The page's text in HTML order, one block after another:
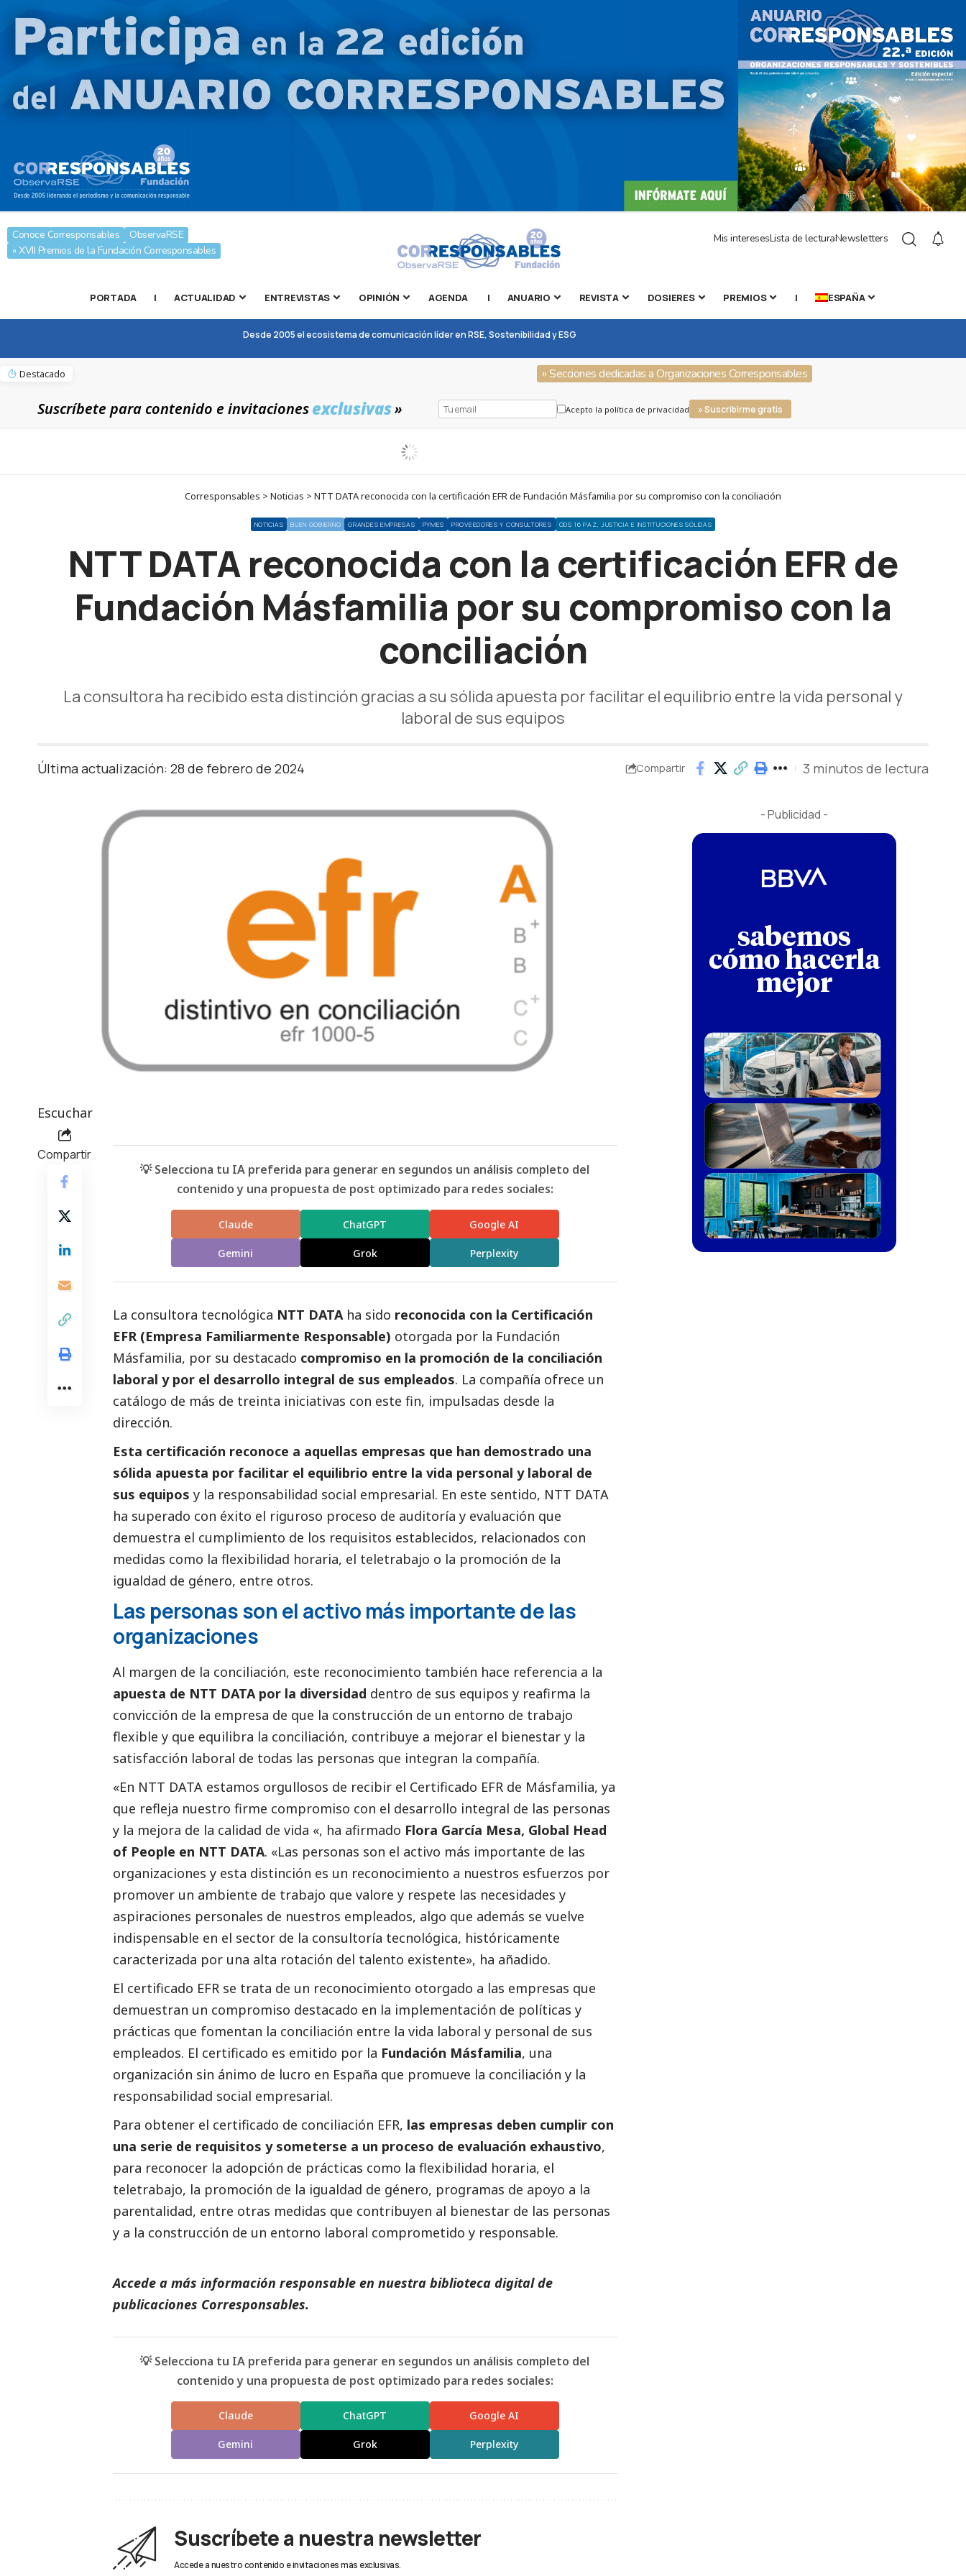
Conoce Corresponsables
ObservaRSE
» XVII Premios de la Fundación Corresponsables
Mis interesesLista de lecturaNewsletters
PORTADA | ACTUALIDAD ENTREVISTAS OPINIÓN AGENDA | ANUARIO REVISTA DOSIERES PREMIOS | ESPAÑA
Desde 2005 el ecosistema de comunicación líder en RSE, Sostenibilidad y ESG
Destacado » Secciones dedicadas a Organizaciones Corresponsables
Suscríbete para contenido e invitacionesexclusivas» Acepto la política de privacidad » Suscribirme gratis
Corresponsables > Noticias > NTT DATA reconocida con la certificación EFR de Fundación Másfamilia por su compromiso con la conciliación
NOTICIAS BUEN GOBIERNO GRANDES EMPRESAS PYMES PROVEEDORES Y CONSULTORES ODS 16 PAZ, JUSTICIA E INSTITUCIONES SÓLIDAS
NTT DATA reconocida con la certificación EFR de
Fundación Másfamilia por su compromiso con la
conciliación
La consultora ha recibido esta distinción gracias a su sólida apuesta por facilitar el equilibrio entre la vida personal y
laboral de sus equipos
Última actualización: 28 de febrero de 2024 Compartir 3 minutos de lectura
Escuchar
Compartir
💡 Selecciona tu IA preferida para generar en segundos un análisis completo del
contenido y una propuesta de post optimizado para redes sociales:
Claude ChatGPT Google AI
Gemini Grok Perplexity
La consultora tecnológica NTT DATAha sido reconocida con la Certificación
EFR (Empresa Familiarmente Responsable) otorgada por la Fundación
Másfamilia, por su destacado compromiso en la promoción de la conciliación
laboral y por el desarrollo integral de sus empleados. La compañía ofrece un
catálogo de más de treinta iniciativas con este fin, impulsadas desde la
dirección.
Esta certificación reconoce a aquellas empresas que han demostrado una
sólida apuesta por facilitar el equilibrio entre la vida personal y laboral de
sus equipos y la responsabilidad social empresarial. En este sentido, NTT DATA
ha superado con éxito el riguroso proceso de auditoría y evaluación que
demuestra el cumplimiento de los requisitos establecidos, relacionados con
medidas como la flexibilidad horaria, el teletrabajo o la promoción de la
igualdad de género, entre otros.
Las personas son el activo más importante de las
organizaciones
Al margen de la conciliación, este reconocimiento también hace referencia a la
apuesta de NTT DATA por la diversidad dentro de sus equipos y reafirma la
convicción de la empresa de que la construcción de un entorno de trabajo
flexible y que equilibra la conciliación, contribuye a mejorar el bienestar y la
satisfacción laboral de todas las personas que integran la compañía.
«En NTT DATA estamos orgullosos de recibir el Certificado EFR de Másfamilia, ya
que refleja nuestro firme compromiso con el desarrollo integral de las personas
y la mejora de la calidad de vida «, ha afirmado Flora García Mesa, Global Head
of People en NTT DATA. «Las personas son el activo más importante de las
organizaciones y esta distinción es un reconocimiento a nuestros esfuerzos por
promover un ambiente de trabajo que valore y respete las necesidades y
aspiraciones personales de nuestros empleados, algo que además se vuelve
indispensable en el sector de la consultoría tecnológica, históricamente
caracterizada por una alta rotación del talento existente», ha añadido.
El certificado EFR se trata de un reconocimiento otorgado a las empresas que
demuestran un compromiso destacado en la implementación de políticas y
prácticas que fomentan la conciliación entre la vida laboral y personal de sus
empleados. El certificado es emitido por la Fundación Másfamilia, una
organización sin ánimo de lucro en España que promueve la conciliación y la
responsabilidad social empresarial.
Para obtener el certificado de conciliación EFR, las empresas deben cumplir con
una serie de requisitos y someterse a un proceso de evaluación exhaustivo,
para reconocer la adopción de prácticas como la flexibilidad horaria, el
teletrabajo, la promoción de la igualdad de género, programas de apoyo a la
parentalidad, entre otras medidas que contribuyen al bienestar de las personas
y a la construcción de un entorno laboral comprometido y responsable.
Accede a más información responsable en nuestra biblioteca digital de
publicaciones Corresponsables.
💡 Selecciona tu IA preferida para generar en segundos un análisis completo del
contenido y una propuesta de post optimizado para redes sociales:
Claude ChatGPT Google AI
Gemini Grok Perplexity
Suscríbete a nuestra newsletter
Accede a nuestro contenido e invitaciones más exclusivas.
- Publicidad -